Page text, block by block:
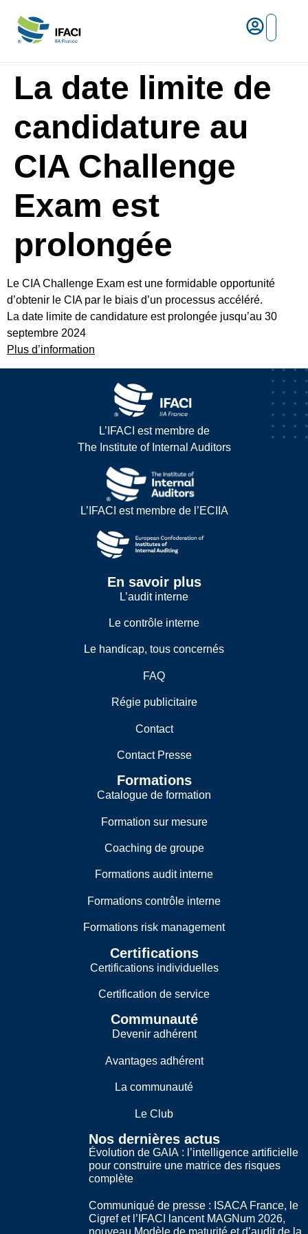
La date limite de
candidature au
CIA Challenge
Exam est
prolongée
Le CIA Challenge Exam est une formidable opportunité
d’obtenir le CIA par le biais d’un processus accéléré.
La date limite de candidature est prolongée jusqu’au 30
septembre 2024
Plus d’information
L’IFACI est membre de
The Institute of Internal Auditors
L’IFACI est membre de l’ECIIA
En savoir plus
L’audit interne
Le contrôle interne
Le handicap, tous concernés
FAQ
Régie publicitaire
Contact
Contact Presse
Formations
Catalogue de formation
Formation sur mesure
Coaching de groupe
Formations audit interne
Formations contrôle interne
Formations risk management
Certifications
Certifications individuelles
Certification de service
Communauté
Devenir adhérent
Avantages adhérent
La communauté
Le Club
Nos dernières actus
Évolution de GAIA : l’intelligence artificielle
pour construire une matrice des risques
complète
Communiqué de presse : ISACA France, le
Cigref et l’IFACI lancent MAGNum 2026,
nouveau Modèle de maturité et d’audit de la